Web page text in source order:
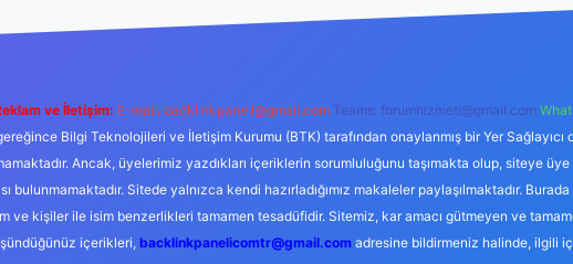
ve İletişim: E-mail: backlinkpaneli@gmail.com Teams: forumhizmeti@gmail.com
Bilgi Teknolojileri ve İletişim Kurumu (BTK) tarafından onaylanmış bir Yer
Ancak, üyelerimiz yazdıkları içeriklerin sorumluluğunu taşımakta olup, siteye
bulunmamaktadır. Sitede yalnızca kendi hazırladığımız makaleler paylaşılmaktadır.
ve kişiler ile isim benzerlikleri tamamen tesadüfidir. Sitemiz, kar amacı gütmeyen ve
içerikleri, backlinkpanelicomtr@gmail.com adresine bildirmeniz halinde, ilgili